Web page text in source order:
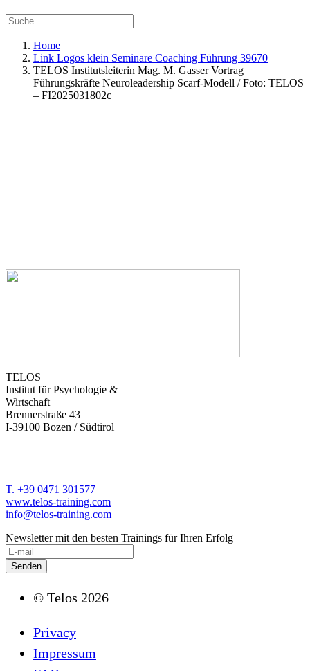
Home
Link Logos klein Seminare Coaching Führung 39670
TELOS Institutsleiterin Mag. M. Gasser Vortrag
Führungskräfte Neuroleadership Scarf-Modell / Foto: TELOS
– FI2025031802c
TELOS
Institut für Psychologie &
Wirtschaft
Brennerstraße 43
I-39100 Bozen / Südtirol
T. +39 0471 301577
www.telos-training.com
info@telos-training.com
Newsletter mit den besten Trainings für Ihren Erfolg
© Telos 2026
Privacy
Impressum